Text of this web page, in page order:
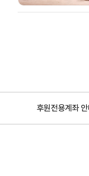
후원전용계좌 안